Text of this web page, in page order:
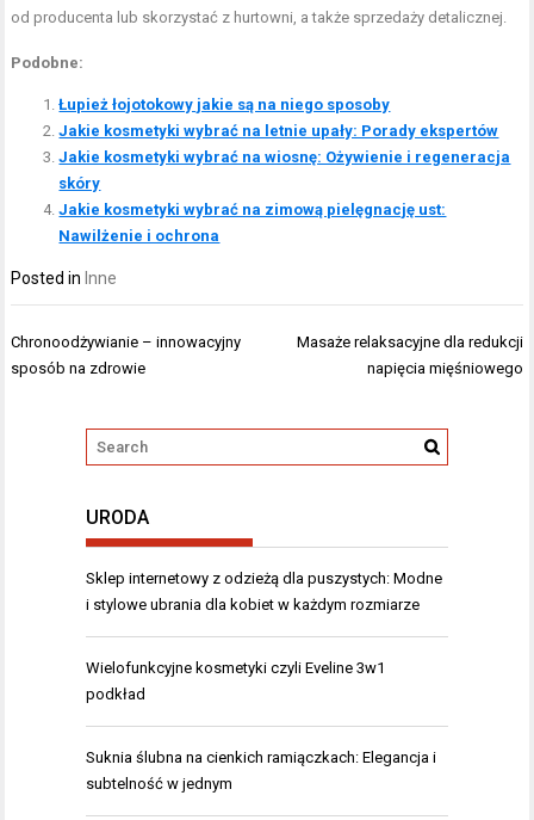
od producenta lub skorzystać z hurtowni, a także sprzedaży detalicznej.
Podobne:
Łupież łojotokowy jakie są na niego sposoby
Jakie kosmetyki wybrać na letnie upały: Porady ekspertów
Jakie kosmetyki wybrać na wiosnę: Ożywienie i regeneracja
skóry
Jakie kosmetyki wybrać na zimową pielęgnację ust:
Nawilżenie i ochrona
Posted in Inne
Nawigacja
wpisu
Chronoodżywianie – innowacyjny
sposób na zdrowie
Masaże relaksacyjne dla redukcji
napięcia mięśniowego
URODA
Sklep internetowy z odzieżą dla puszystych: Modne
i stylowe ubrania dla kobiet w każdym rozmiarze
Wielofunkcyjne kosmetyki czyli Eveline 3w1
podkład
Suknia ślubna na cienkich ramiączkach: Elegancja i
subtelność w jednym